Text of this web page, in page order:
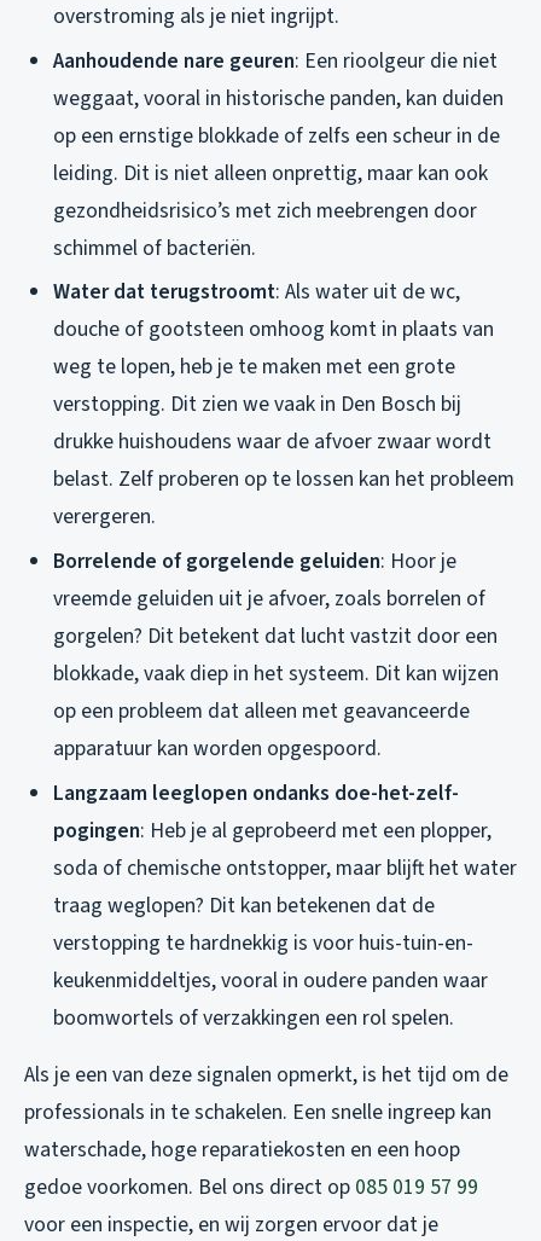
overstroming als je niet ingrijpt.
Aanhoudende nare geuren: Een rioolgeur die niet
weggaat, vooral in historische panden, kan duiden
op een ernstige blokkade of zelfs een scheur in de
leiding. Dit is niet alleen onprettig, maar kan ook
gezondheidsrisico’s met zich meebrengen door
schimmel of bacteriën.
Water dat terugstroomt: Als water uit de wc,
douche of gootsteen omhoog komt in plaats van
weg te lopen, heb je te maken met een grote
verstopping. Dit zien we vaak in Den Bosch bij
drukke huishoudens waar de afvoer zwaar wordt
belast. Zelf proberen op te lossen kan het probleem
verergeren.
Borrelende of gorgelende geluiden: Hoor je
vreemde geluiden uit je afvoer, zoals borrelen of
gorgelen? Dit betekent dat lucht vastzit door een
blokkade, vaak diep in het systeem. Dit kan wijzen
op een probleem dat alleen met geavanceerde
apparatuur kan worden opgespoord.
Langzaam leeglopen ondanks doe-het-zelf-
pogingen: Heb je al geprobeerd met een plopper,
soda of chemische ontstopper, maar blijft het water
traag weglopen? Dit kan betekenen dat de
verstopping te hardnekkig is voor huis-tuin-en-
keukenmiddeltjes, vooral in oudere panden waar
boomwortels of verzakkingen een rol spelen.
Als je een van deze signalen opmerkt, is het tijd om de
professionals in te schakelen. Een snelle ingreep kan
waterschade, hoge reparatiekosten en een hoop
gedoe voorkomen. Bel ons direct op 085 019 57 99
voor een inspectie, en wij zorgen ervoor dat je